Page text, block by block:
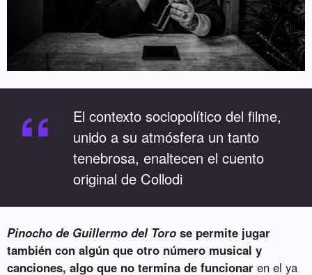
“
El contexto sociopolítico del filme,
unido a su atmósfera un tanto
tenebrosa, enaltecen el cuento
original de Collodi
Pinocho de Guillermo del Toro se permite jugar
también con algún que otro número musical y
canciones, algo que no termina de funcionar en el ya